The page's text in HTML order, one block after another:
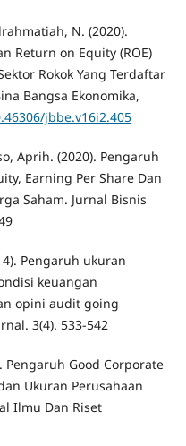
N. (2020).
Return on Equity (ROE)
Rokok Yang Terdaftar
Bangsa Ekonomika,
jbbe.v16i2.405
Aprih. (2020). Pengaruh
Earning Per Share Dan
Saham. Jurnal Bisnis
Pengaruh ukuran
keuangan
opini audit going
3(4). 533-542
Pengaruh Good Corporate
Ukuran Perusahaan
Ilmu Dan Riset